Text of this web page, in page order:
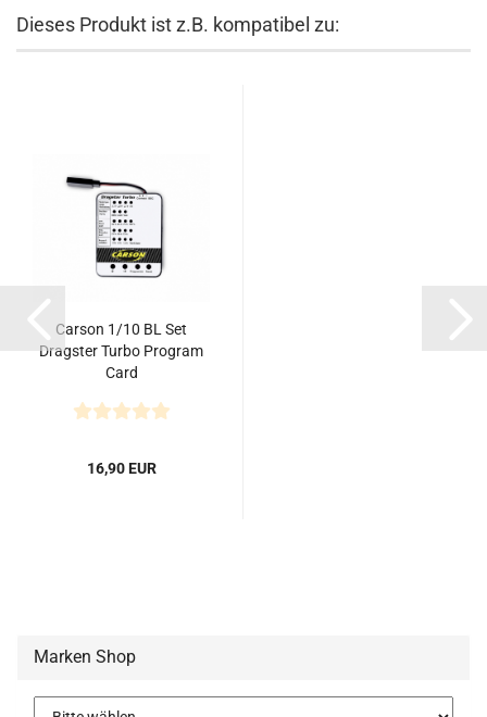
Dieses Produkt ist z.B. kompatibel zu:
Carson 1/10 BL Set
Dragster Turbo Program
Card
16,90 EUR
Marken Shop